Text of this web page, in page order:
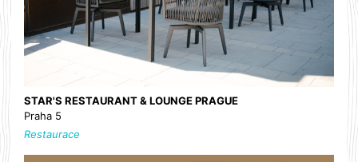
STAR'S RESTAURANT & LOUNGE PRAGUE
Praha 5
Restaurace